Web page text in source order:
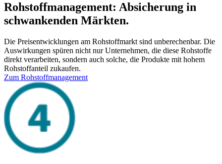
Rohstoffmanagement: Absicherung in
schwankenden Märkten.
Die Preisentwicklungen am Rohstoffmarkt sind unberechenbar. Die
Auswirkungen spüren nicht nur Unternehmen, die diese Rohstoffe
direkt verarbeiten, sondern auch solche, die Produkte mit hohem
Rohstoffanteil zukaufen.
Zum Rohstoffmanagement